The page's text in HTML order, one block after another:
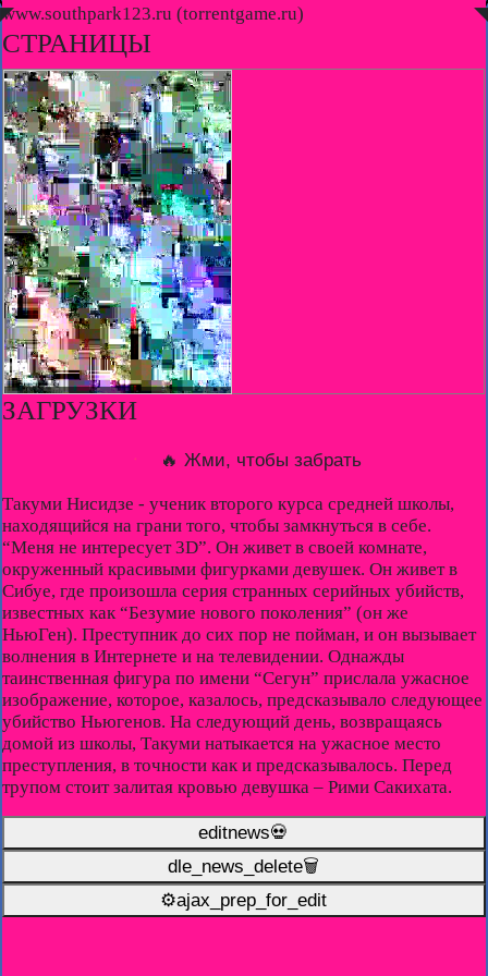
www.southpark123.ru (torrentgame.ru)
◤ ◥
СТРАНИЦЫ
ЗАГРУЗКИ
🔥 Жми, чтобы забрать
Такуми Нисидзе - ученик второго курса средней школы,
находящийся на грани того, чтобы замкнуться в себе.
“Меня не интересует 3D”. Он живет в своей комнате,
окруженный красивыми фигурками девушек. Он живет в
Сибуе, где произошла серия странных серийных убийств,
известных как “Безумие нового поколения” (он же
НьюГен). Преступник до сих пор не пойман, и он вызывает
волнения в Интернете и на телевидении. Однажды
таинственная фигура по имени “Сегун” прислала ужасное
изображение, которое, казалось, предсказывало следующее
убийство Ньюгенов. На следующий день, возвращаясь
домой из школы, Такуми натыкается на ужасное место
преступления, в точности как и предсказывалось. Перед
трупом стоит залитая кровью девушка – Рими Сакихата.
editnews💀
dle_news_delete🗑️
⚙ajax_prep_for_edit️